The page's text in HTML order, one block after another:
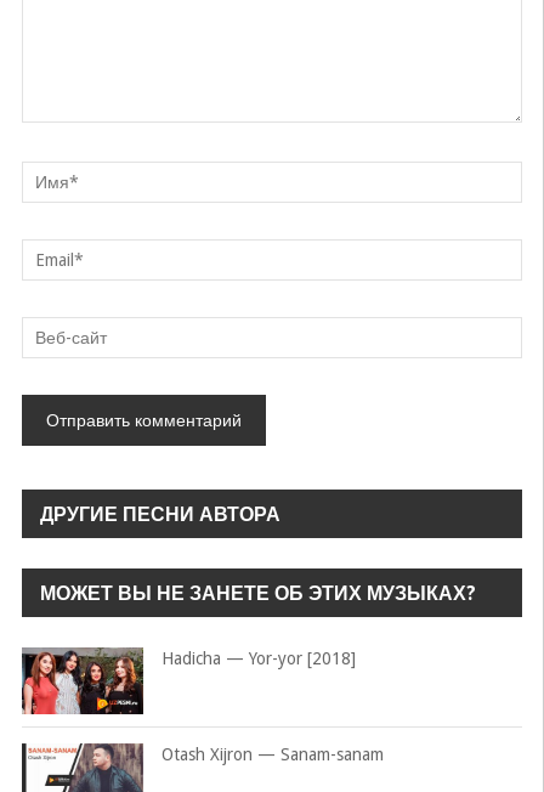
ДРУГИЕ ПЕСНИ АВТОРА
МОЖЕТ ВЫ НЕ ЗАНЕТЕ ОБ ЭТИХ МУЗЫКАХ?
Hadicha — Yor-yor [2018]
Otash Xijron — Sanam-sanam